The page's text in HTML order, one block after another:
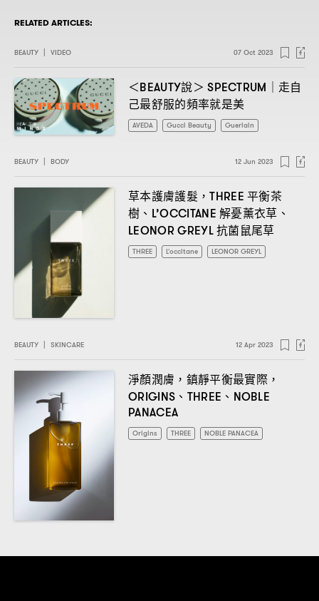
RELATED ARTICLES:
BEAUTY VIDEO 07 Oct 2023
＜BEAUTY說＞ SPECTRUM｜走自
己最舒服的頻率就是美
AVEDA Gucci Beauty Guerlain
BEAUTY BODY 12 Jun 2023
草本護膚護髮 ，THREE平衡茶
樹、 L’OCCITANE解憂薰衣草、
LEONOR GREYL抗菌鼠尾草
THREE L'occitane LEONOR GREYL
BEAUTY | SKINCARE 12 Apr 2023
淨顏潤膚 ， 鎮靜平衡最實際 ，
ORIGINS 、 THREE 、 NOBLE
PANACEA
Origins THREE NOBLE PANACEA